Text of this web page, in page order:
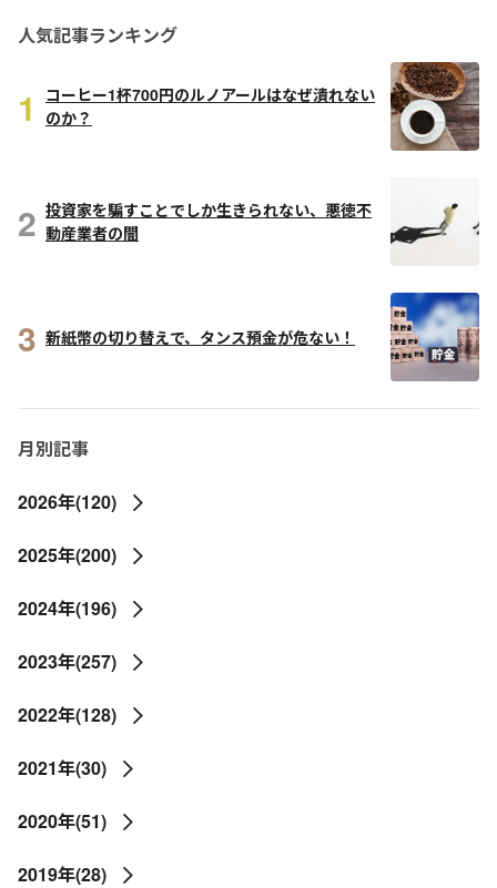
人気記事ランキング
1
コーヒー1杯700円のルノアールはなぜ潰れない
のか？
2 投資家を騙すことでしか生きられない、悪徳不
動産業者の闇
3 新紙幣の切り替えで、タンス預金が危ない！
月別記事
2026年(120)
2025年(200)
2024年(196)
2023年(257)
2022年(128)
2021年(30)
2020年(51)
2019年(28)